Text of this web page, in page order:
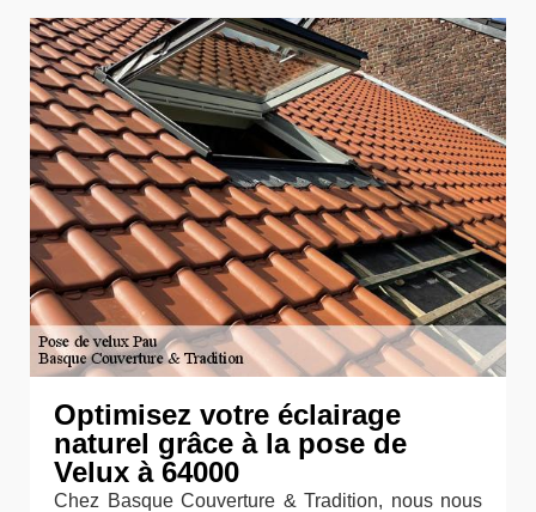
Optimisez votre éclairage
naturel grâce à la pose de
Velux à 64000
Chez Basque Couverture & Tradition, nous nous